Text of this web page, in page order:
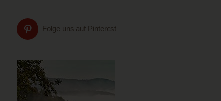
Folge uns auf Pinterest